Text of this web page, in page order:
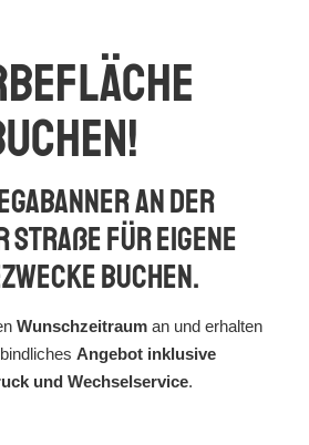
an der
Straße für eigene
buchen.
Wunschzeitraum an und erhalten
Angebot inklusive
und Wechselservice.